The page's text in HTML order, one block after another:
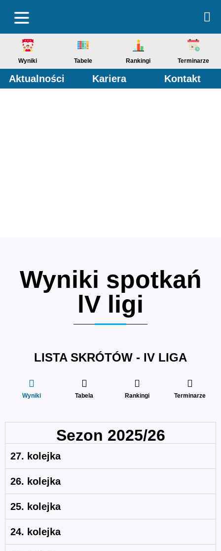
Wyniki Tabele Rankingi Terminarze
Aktualności Kariera Kontakt
Wyniki spotkań
lV ligi
LISTA SKRÓTÓW - IV LIGA
Wyniki Tabela Rankingi Terminarze
Sezon 2025/26
27. kolejka
26. kolejka
25. kolejka
24. kolejka